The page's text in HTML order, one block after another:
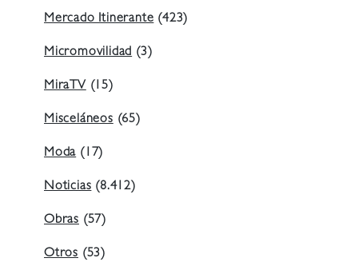
Mercado Itinerante(423)
Micromovilidad(3)
MiraTV(15)
Misceláneos(65)
Moda(17)
Noticias(8.412)
Obras (57)
Otros (53)